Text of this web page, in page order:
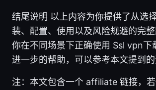
结尾说明 以上内容为你提供了从选
装、配置、使用以及风险规避的完
你在不同场景下正确使用 Ssl vpn下
进一步的帮助，可以参考本文提到的
注：本文包含一个 affiliate 链接，